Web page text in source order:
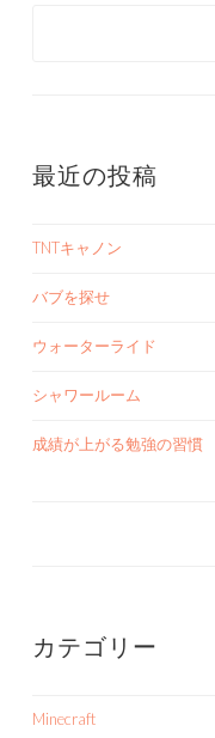
最近の投稿
TNTキャノン
バブを探せ
ウォーターライド
シャワールーム
成績が上がる勉強の習慣
カテゴリー
Minecraft